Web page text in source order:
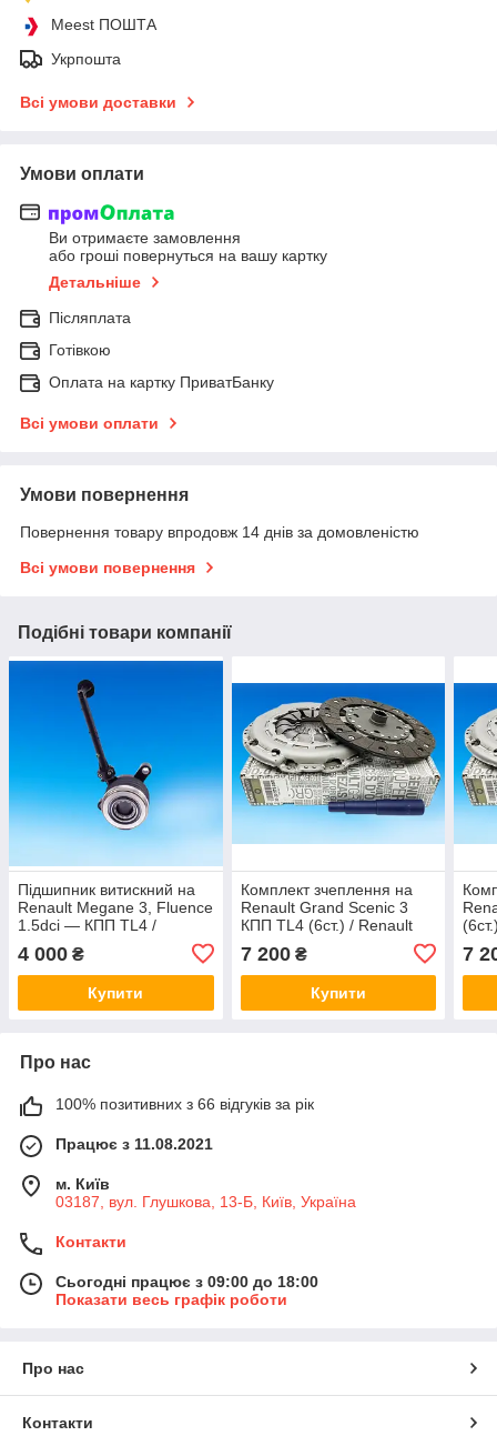
Meest ПОШТА
Укрпошта
Всі умови доставки
Умови оплати
Ви отримаєте замовлення
або гроші повернуться на вашу картку
Детальніше
Післяплата
Готівкою
Оплата на картку ПриватБанку
Всі умови оплати
Умови повернення
Повернення товару впродовж 14 днів за домовленістю
Всі умови повернення
Подібні товари компанії
Підшипник витискний на
Renault Megane 3, Fluence
1.5dci — КПП TL4 /
306205974R
4 000 ₴
Купити
Комплект зчеплення на
Renault Grand Scenic 3
КПП TL4 (6ст.) / Renault
7 200₴
Купити
7
Про нас
100% позитивних з 66 відгуків за рік
Працює з 11.08.2021
м. Київ
03187, вул. Глушкова, 13-Б, Київ, Україна
Контакти
Сьогодні працює з 09:00 до 18:00
Показати весь графік роботи
Про нас
Контакти